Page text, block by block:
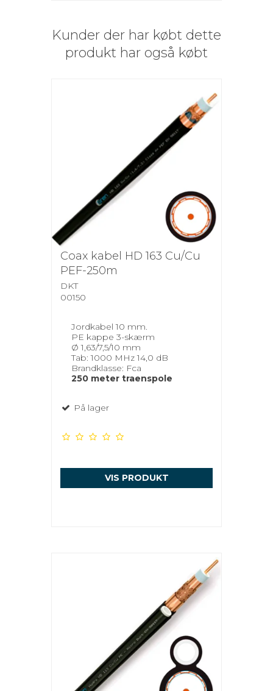
Kunder der har købt dette
produkt har også købt
Coax kabel HD 163 Cu/Cu
PEF-250m
DKT
00150
Jordkabel 10 mm.
PE kappe 3-skærm
Ø 1,63/7,5/10 mm
Tab: 1000 MHz 14,0 dB
Brandklasse: Fca
250 meter traenspole
På lager
VIS PRODUKT